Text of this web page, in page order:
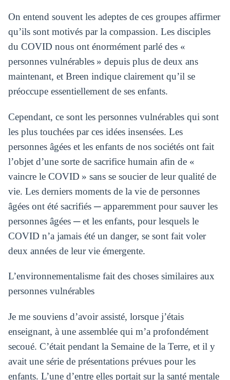
On entend souvent les adeptes de ces groupes affirmer
qu’ils sont motivés par la compassion. Les disciples
du COVID nous ont énormément parlé des «
personnes vulnérables » depuis plus de deux ans
maintenant, et Breen indique clairement qu’il se
préoccupe essentiellement de ses enfants.
Cependant, ce sont les personnes vulnérables qui sont
les plus touchées par ces idées insensées. Les
personnes âgées et les enfants de nos sociétés ont fait
l’objet d’une sorte de sacrifice humain afin de «
vaincre le COVID » sans se soucier de leur qualité de
vie. Les derniers moments de la vie de personnes
âgées ont été sacrifiés ─ apparemment pour sauver les
personnes âgées ─ et les enfants, pour lesquels le
COVID n’a jamais été un danger, se sont fait voler
deux années de leur vie émergente.
L’environnementalisme fait des choses similaires aux
personnes vulnérables
Je me souviens d’avoir assisté, lorsque j’étais
enseignant, à une assemblée qui m’a profondément
secoué. C’était pendant la Semaine de la Terre, et il y
avait une série de présentations prévues pour les
enfants. L’une d’entre elles portait sur la santé mentale